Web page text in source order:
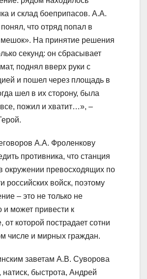
и склад боеприпасов. А.А.
что отряд попал в
На принятие решения
секунд: он сбрасывает
поднял вверх руки с
и пошел через площадь в
шел в их сторону, была
пожил и хватит…», –
А.А. Фроленкову
противника, что станция
окружении превосходящих по
российских войск, поэтому
– это не только не
и может привести к
от которой пострадает сотни
числе и мирных граждан.
заветам А.В. Суворова
натиск, быстрота, Андрей